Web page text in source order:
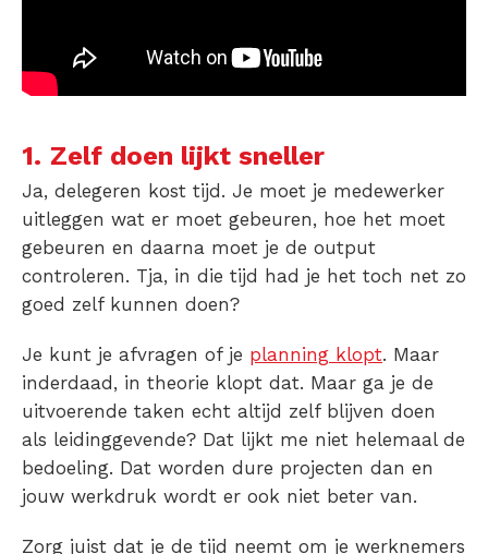
1. Zelf doen lijkt sneller
Ja, delegeren kost tijd. Je moet je medewerker
uitleggen wat er moet gebeuren, hoe het moet
gebeuren en daarna moet je de output
controleren. Tja, in die tijd had je het toch net zo
goed zelf kunnen doen?
Je kunt je afvragen of je planning klopt. Maar
inderdaad, in theorie klopt dat. Maar ga je de
uitvoerende taken echt altijd zelf blijven doen
als leidinggevende? Dat lijkt me niet helemaal de
bedoeling. Dat worden dure projecten dan en
jouw werkdruk wordt er ook niet beter van.
Zorg juist dat je de tijd neemt om je werknemers